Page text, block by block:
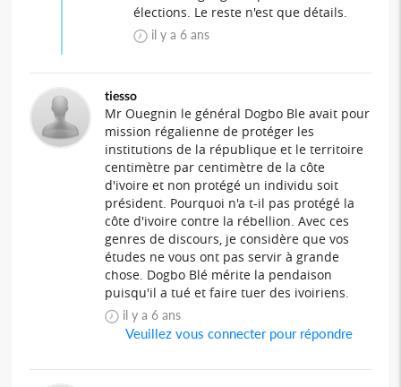
élections. Le reste n'est que détails.
il y a 6 ans
tiesso
Mr Ouegnin le général Dogbo Ble avait pour
mission régalienne de protéger les
institutions de la république et le territoire
centimètre par centimètre de la côte
d'ivoire et non protégé un individu soit
président. Pourquoi n'a t-il pas protégé la
côte d'ivoire contre la rébellion. Avec ces
genres de discours, je considère que vos
études ne vous ont pas servir à grande
chose. Dogbo Blé mérite la pendaison
puisqu'il a tué et faire tuer des ivoiriens.
il y a 6 ans
Veuillez vous connecter pour répondre